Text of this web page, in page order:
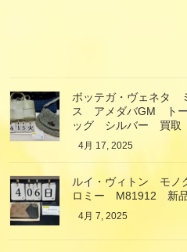
ボッテガ・ヴェネタ
ス アメダバGM ト
ッグ シルバー 買取
4月 17, 2025
ルイ・ヴィトン モノ
ロミー M81912 新
4月 7, 2025